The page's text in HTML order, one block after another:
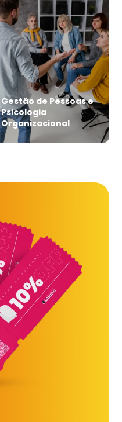
Gestão de Pessoas e
Psicologia
Organizacional